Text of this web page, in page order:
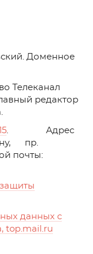
Доменное
Телеканал
редактор
. Адрес
пр.
почты:
данных с
top.mail.ru